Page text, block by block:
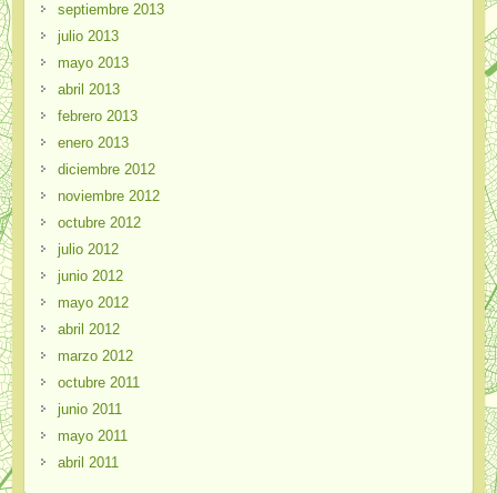
septiembre 2013
julio 2013
mayo 2013
abril 2013
febrero 2013
enero 2013
diciembre 2012
noviembre 2012
octubre 2012
julio 2012
junio 2012
mayo 2012
abril 2012
marzo 2012
octubre 2011
junio 2011
mayo 2011
abril 2011